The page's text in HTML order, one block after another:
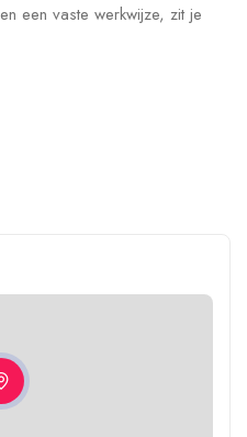
een vaste werkwijze, zit je